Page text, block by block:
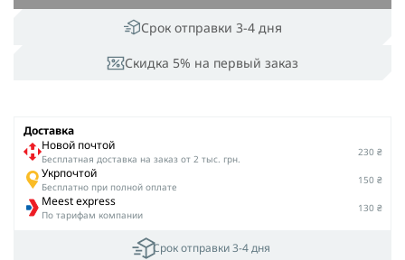
Срок отправки 3-4 дня
Скидка 5% на первый заказ
Доставка
Новой почтой
Беcплатная доставка на заказ от 2 тыс. грн.
230 ₴
Укрпочтой
Бесплатно при полной оплате
150 ₴
Meest express
По тарифам компании
130 ₴
Срок отправки 3-4 дня